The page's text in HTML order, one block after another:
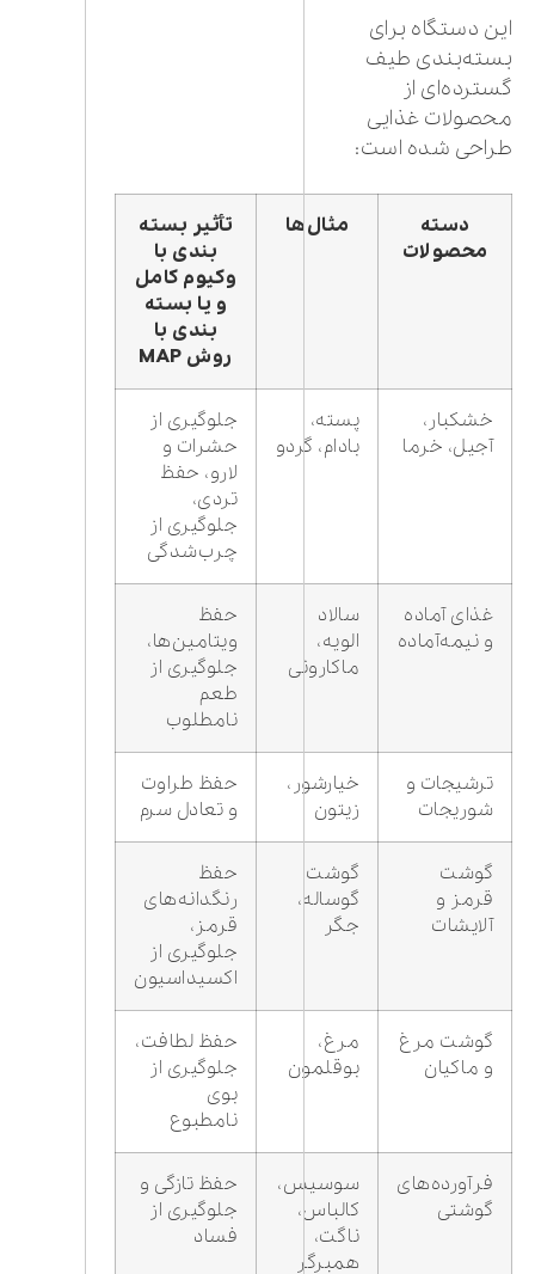
این دستگاه برای
بسته‌بندی طیف
گسترده‌ای از
محصولات غذایی
طراحی شده است:
دسته
محصولات
مثال‌ها
تأثیر بسته
بندی با
وکیوم کامل
و یا بسته
بندی با
روش MAP
خشکبار،
آجیل، خرما
پسته،
بادام، گردو
جلوگیری از
حشرات و
لارو، حفظ
تردی،
جلوگیری از
چرب‌شدگی
غذای آماده
و نیمه‌آماده
سالاد
الویه،
ماکارونی
حفظ
ویتامین‌ها،
جلوگیری از
طعم
نامطلوب
ترشیجات و
شوریجات
خیارشور،
زیتون
حفظ طراوت
و تعادل سرم
گوشت
قرمز و
آلایشات
گوشت
گوساله،
جگر
حفظ
رنگدانه‌های
قرمز،
جلوگیری از
اکسیداسیون
گوشت مرغ
و ماکیان
مرغ،
بوقلمون
حفظ لطافت،
جلوگیری از
بوی
نامطبوع
فرآورده‌های
گوشتی
سوسیس،
کالباس،
ناگت،
همبرگر
حفظ تازگی و
جلوگیری از
فساد